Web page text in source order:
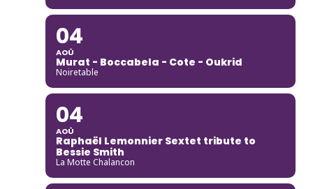
04
AOÛ
Murat - Boccabela - Cote - Oukrid
Noiretable
04
AOÛ
Raphaël Lemonnier Sextet tribute to
Bessie Smith
La Motte Chalancon